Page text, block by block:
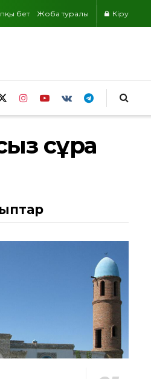
бет Жоба туралы Кіру
сұрақ